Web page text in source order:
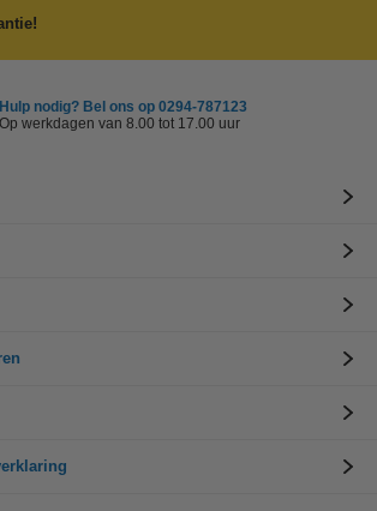
Hulp nodig? Bel ons op 0294-787123
Op werkdagen van 8.00 tot 17.00 uur